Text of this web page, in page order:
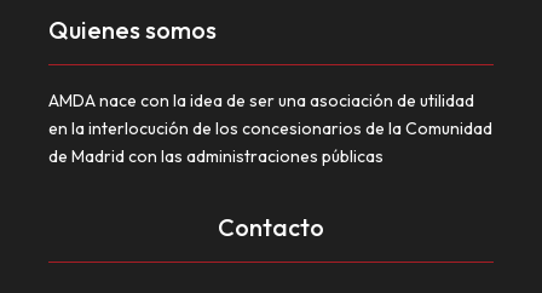
Quienes somos
AMDA nace con la idea de ser una asociación de utilidad
en la interlocución de los concesionarios de la Comunidad
de Madrid con las administraciones públicas
Contacto